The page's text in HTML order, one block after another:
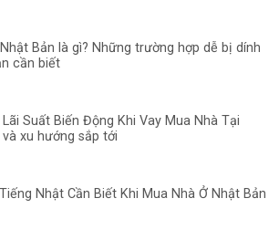
Bản là gì? Những trường hợp dễ bị dính
cần biết
Suất Biến Động Khi Vay Mua Nhà Tại
và xu hướng sắp tới
Nhật Cần Biết Khi Mua Nhà Ở Nhật Bản